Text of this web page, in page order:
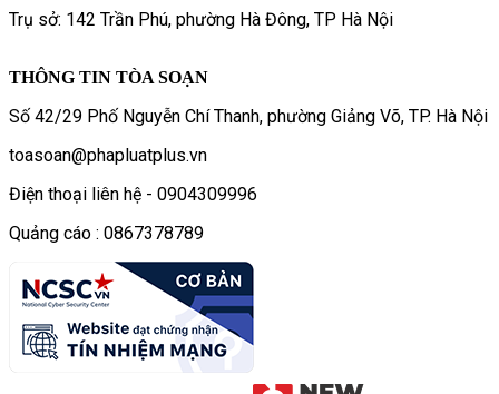
Trụ sở: 142 Trần Phú, phường Hà Đông, TP Hà Nội
THÔNG TIN TÒA SOẠN
Số 42/29 Phố Nguyễn Chí Thanh, phường Giảng Võ, TP. Hà Nội
toasoan@phapluatplus.vn
Điện thoại liên hệ - 0904309996
Quảng cáo : 0867378789